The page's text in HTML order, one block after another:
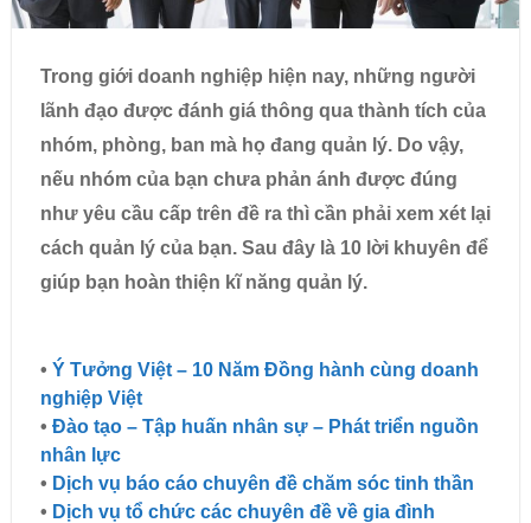
Trong giới doanh nghiệp hiện nay, những người
lãnh đạo được đánh giá thông qua thành tích của
nhóm, phòng, ban mà họ đang quản lý. Do vậy,
nếu nhóm của bạn chưa phản ánh được đúng
như yêu cầu cấp trên đề ra thì cần phải xem xét lại
cách quản lý của bạn. Sau đây là 10 lời khuyên để
giúp bạn hoàn thiện kĩ năng quản lý.
• Ý Tưởng Việt – 10 Năm Đồng hành cùng doanh
nghiệp Việt
• Đào tạo – Tập huấn nhân sự – Phát triển nguồn
nhân lực
• Dịch vụ báo cáo chuyên đề chăm sóc tinh thần
• Dịch vụ tổ chức các chuyên đề về gia đình